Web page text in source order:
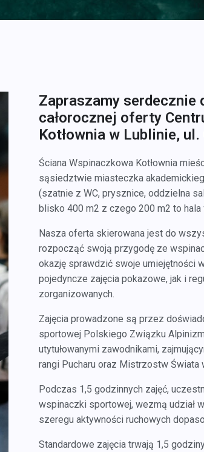
Zapraszamy serdecznie
całorocznej oferty
Kotłownia w Lublinie,
Ściana Wspinaczkowa Kotłownia
sąsiedztwie miasteczka
(szatnie z WC, prysznice, oddzielna
blisko 400 m2 z czego 200 m2 to hala
Nasza oferta skierowana jest do
rozpocząć swoją przygodę ze
okazję sprawdzić swoje umiejętności
pojedyncze zajęcia pokazowe, jak i
zorganizowanych.
Zajęcia prowadzone są przez
sportowej Polskiego Związku
utytułowanymi zawodnikami,
rangi Pucharu oraz Mistrzostw
Podczas 1,5 godzinnych zajęć,
wspinaczki sportowej, wezmą udział
szeregu aktywności ruchowych
Standardowe zajęcia trwają 1,5